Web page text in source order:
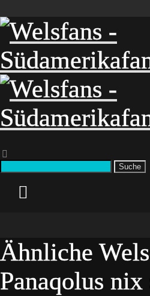
Suche
Ähnliche
Panaqolus